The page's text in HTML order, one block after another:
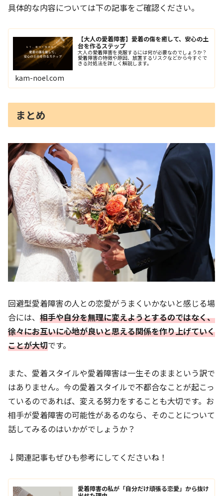
具体的な内容については下の記事をご確認ください。
【大人の愛着障害】愛着の傷を癒して、安心の土
台を作るステップ
大人の愛着障害を克服するには何が必要なのでしょうか？
愛着障害の特徴や原因、放置するリスクなどから今すぐで
きる対処法を詳しく解説します。
kam-noel.com
まとめ
回避型愛着障害の人との恋愛がうまくいかないと感じる場
合には、 相手や自分を無理に変えようとするのではなく、
徐々にお互いに心地が良いと思える関係を作り上げていく
ことが大切です。
また、愛着スタイルや愛着障害は一生そのままという訳で
はありません。今の愛着スタイルで不都合なことが起こっ
ているのであれば、変える努力をすることも大切です。お
相手が愛着障害の可能性があるのなら、そのことについて
話してみるのはいかがでしょうか？
↓関連記事もぜひも参考にしてくださいね！
愛着障害の私が「自分だけ頑張る恋愛」から抜け